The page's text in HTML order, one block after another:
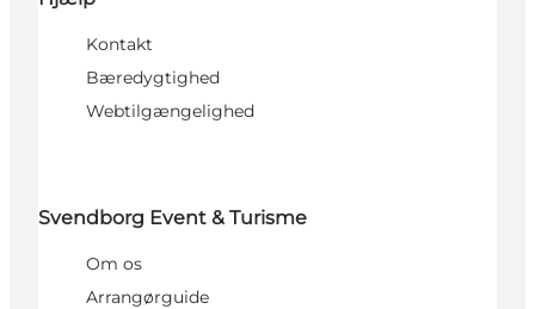
Kontakt
Bæredygtighed
Webtilgængelighed
Svendborg Event & Turisme
Om os
Arrangørguide